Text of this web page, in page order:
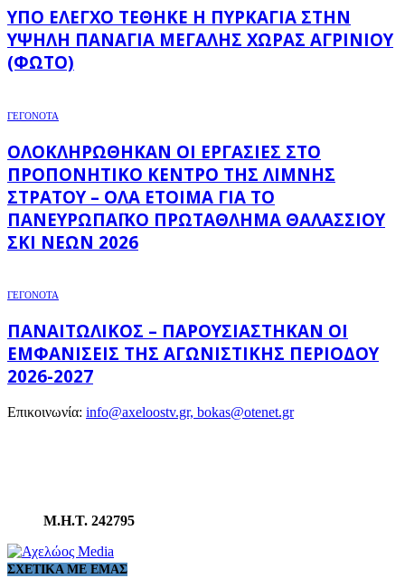
ΥΠΌ ΈΛΕΓΧΟ ΤΈΘΗΚΕ Η ΠΥΡΚΑΓΙΆ ΣΤΗΝ
ΥΨΗΛΉ ΠΑΝΑΓΙΆ ΜΕΓΆΛΗΣ ΧΏΡΑΣ ΑΓΡΙΝΊΟΥ
(ΦΩΤΌ)
ΓΕΓΟΝΟΤΑ
ΟΛΟΚΛΗΡΏΘΗΚΑΝ ΟΙ ΕΡΓΑΣΊΕΣ ΣΤΟ
ΠΡΟΠΟΝΗΤΙΚΌ ΚΈΝΤΡΟ ΤΗΣ ΛΊΜΝΗΣ
ΣΤΡΆΤΟΥ – ΌΛΑ ΈΤΟΙΜΑ ΓΙΑ ΤΟ
ΠΑΝΕΥΡΩΠΑΪΚΌ ΠΡΩΤΆΘΛΗΜΑ ΘΑΛΆΣΣΙΟΥ
ΣΚΙ ΝΈΩΝ 2026
ΓΕΓΟΝΟΤΑ
ΠΑΝΑΙΤΩΛΙΚΌΣ – ΠΑΡΟΥΣΙΆΣΤΗΚΑΝ ΟΙ
ΕΜΦΑΝΊΣΕΙΣ ΤΗΣ ΑΓΩΝΙΣΤΙΚΉΣ ΠΕΡΙΌΔΟΥ
2026-2027
Επικοινωνία: info@axeloostv.gr, bokas@otenet.gr
Μ.Η.Τ. 242795
ΣΧΕΤΙΚΆ ΜΕ ΕΜΆΣ